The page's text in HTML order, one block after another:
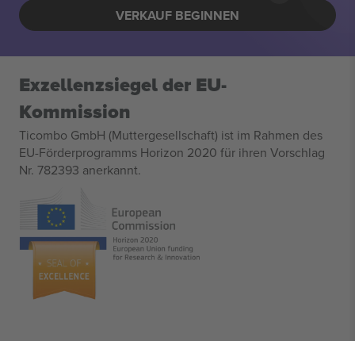
VERKAUF BEGINNEN
Exzellenzsiegel der EU-
Kommission
Ticombo GmbH (Muttergesellschaft) ist im Rahmen des
EU-Förderprogramms Horizon 2020 für ihren Vorschlag
Nr. 782393 anerkannt.